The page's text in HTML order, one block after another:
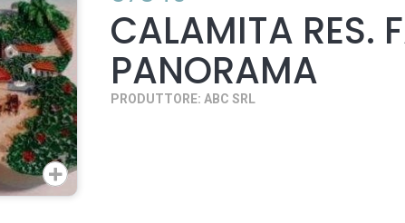
CALAMITA RES.
PANORAMA
PRODUTTORE: ABC SRL